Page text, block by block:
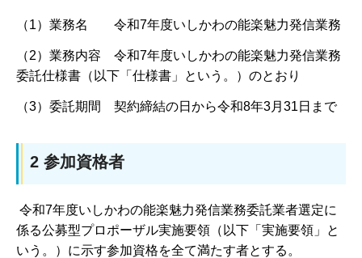
（1）業務名 令和7年度いしかわの能楽魅力発信業務
（2）業務内容 令和7年度いしかわの能楽魅力発信業務
委託仕様書（以下「仕様書」という。）のとおり
（3）委託期間 契約締結の日から令和8年3月31日まで
2 参加資格者
令和7年度いしかわの能楽魅力発信業務委託業者選定に
係る公募型プロポーザル実施要領（以下「実施要領」と
いう。）に示す参加資格を全て満たす者とする。